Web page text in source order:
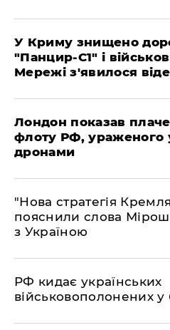
У Криму знищено
"Панцир-С1" і
Мережі з'явилося
Лондон показав
флоту РФ, ураженого
дронами
"Нова стратегія
пояснили слова
з Україною
РФ кидає українських
військовополонених у